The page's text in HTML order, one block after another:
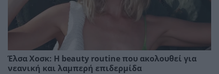
Έλσα Χοσκ: Η beauty routine που ακολουθεί για
νεανική και λαμπερή επιδερμίδα